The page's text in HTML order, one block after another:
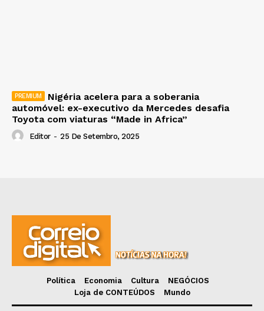
Nigéria acelera para a soberania
automóvel: ex-executivo da Mercedes desafia
Toyota com viaturas “Made in Africa”
Editor - 25 De Setembro, 2025
Política Economia Cultura
NEGÓCIOS
Loja de CONTEÚDOS
Mundo